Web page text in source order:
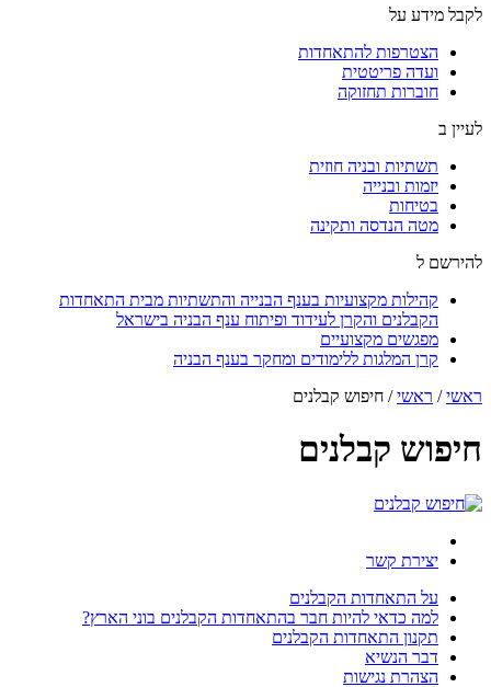
לקבל מידע על
הצטרפות להתאחדות
ועדה פריטטית
חוברות תחזוקה
לעיין ב
תשתיות ובניה חוזית
יזמות ובנייה
בטיחות
מטה הנדסה ותקינה
להירשם ל
קהילות מקצועיות בענף הבנייה והתשתיות מבית התאחדות
הקבלנים והקרן לעידוד ופיתוח ענף הבניה בישראל
מפגשים מקצועיים
קרן המלגות ללימודים ומחקר בענף הבניה
ראשי/ ראשי/ חיפוש קבלנים
חיפוש קבלנים
יצירת קשר
על התאחדות הקבלנים
למה כדאי להיות חבר בהתאחדות הקבלנים בוני הארץ?
תקנון התאחדות הקבלנים
דבר הנשיא
הצהרת נגישות